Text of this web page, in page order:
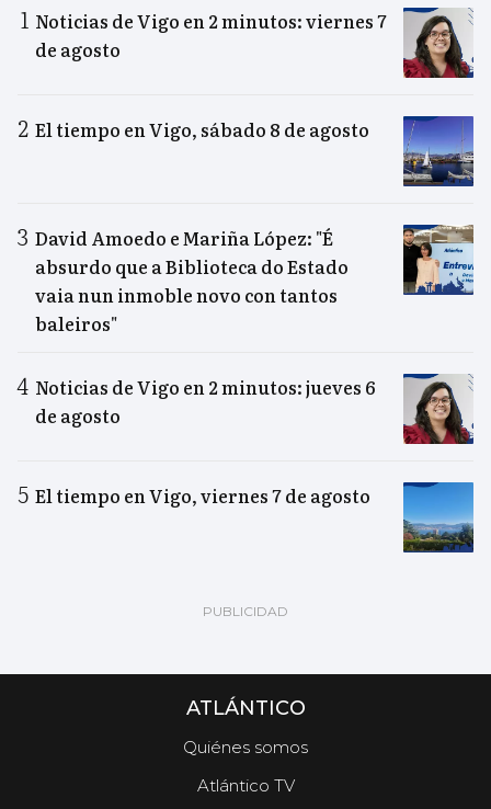
Noticias de Vigo en 2 minutos: viernes 7
de agosto
El tiempo en Vigo, sábado 8 de agosto
David Amoedo e Mariña López: "É
absurdo que a Biblioteca do Estado
vaia nun inmoble novo con tantos
baleiros"
Noticias de Vigo en 2 minutos: jueves 6
de agosto
El tiempo en Vigo, viernes 7 de agosto
ATLÁNTICO
Quiénes somos
Atlántico TV